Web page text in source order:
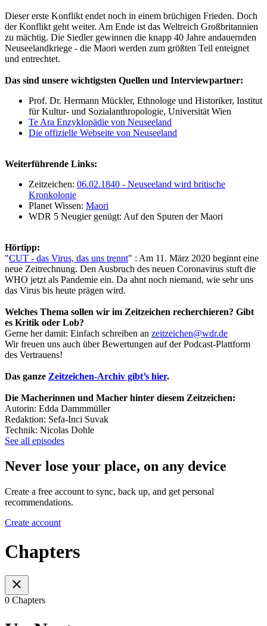
Dieser erste Konflikt endet noch in einem brüchigen Frieden. Doch
der Konflikt geht weiter. Am Ende ist das Weltreich Großbritannien
zu mächtig. Die Siedler gewinnen die knapp 40 Jahre andauernden
Neuseelandkriege - die Maori werden zum größten Teil enteignet
und entrechtet.
Das sind unsere wichtigsten Quellen und Interviewpartner:
Prof. Dr. Hermann Mückler, Ethnologe und Historiker, Institut
für Kultur- und Sozialanthropologie, Universität Wien
Te Ara Enzyklopädie von Neuseeland
Die offizielle Webseite von Neuseeland
Weiterführende Links:
Zeitzeichen: 06.02.1840 - Neuseeland wird britische
Kronkolonie
Planet Wissen: Maori
WDR 5 Neugier genügt: Auf den Spuren der Maori
Hörtipp:
"CUT - das Virus, das uns trennt" : Am 11. März 2020 beginnt eine
neue Zeitrechnung. Den Ausbruch des neuen Coronavirus stuft die
WHO jetzt als Pandemie ein. Da ahnt noch niemand, wie sehr uns
das Virus bis heute prägen wird.
Welches Thema sollen wir im Zeitzeichen recherchieren? Gibt
es Kritik oder Lob?
Gerne her damit: Einfach schreiben an zeitzeichen@wdr.de
Wir freuen uns auch über Bewertungen auf der Podcast-Plattform
des Vertrauens!
Das ganze Zeitzeichen-Archiv gibt’s hier.
Die Macherinnen und Macher hinter diesem Zeitzeichen:
Autorin: Edda Dammmüller
Redaktion: Sefa-Inci Suvak
Technik: Nicolas Dohle
See all episodes
Never lose your place, on any device
Create a free account to sync, back up, and get personal
recommendations.
Create account
Chapters
0 Chapters